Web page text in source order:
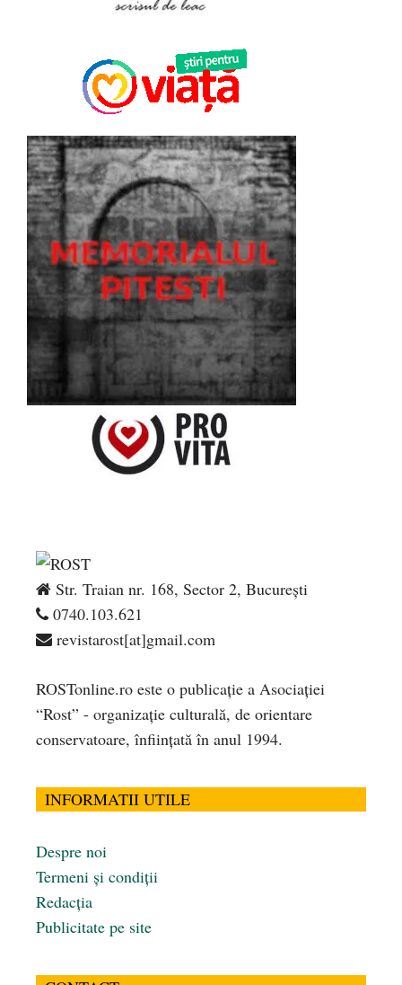
Str. Traian nr. 168, Sector 2, București
0740.103.621
revistarost[at]gmail.com
ROSTonline.ro este o publicaţie a Asociaţiei
“Rost” - organizaţie culturală, de orientare
conservatoare, înfiinţată în anul 1994.
INFORMATII UTILE
Despre noi
Termeni și condiții
Redacția
Publicitate pe site